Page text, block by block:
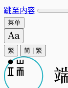
跳至内容
菜单
繁 简 繁